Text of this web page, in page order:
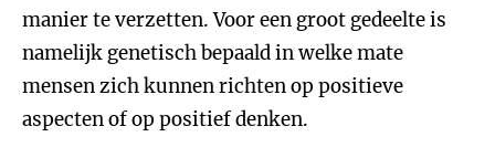
manier te verzetten. Voor een groot gedeelte is
namelijk genetisch bepaald in welke mate
mensen zich kunnen richten op positieve
aspecten of op positief denken.